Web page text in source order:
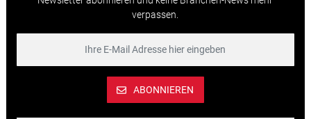
verpassen.
ABONNIEREN